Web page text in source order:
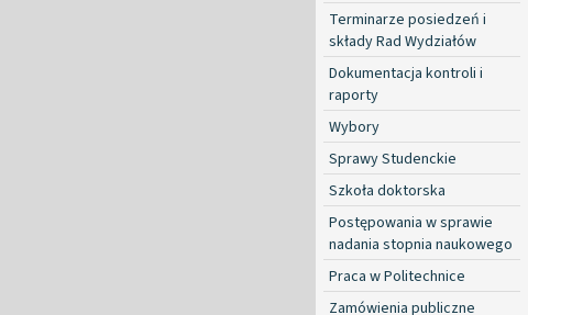
Terminarze posiedzeń i
składy Rad Wydziałów
Dokumentacja kontroli i
raporty
Wybory
Sprawy Studenckie
Szkoła doktorska
Postępowania w sprawie
nadania stopnia naukowego
Praca w Politechnice
Zamówienia publiczne